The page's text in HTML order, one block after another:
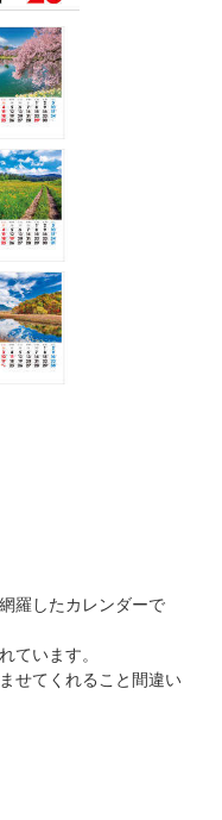
羅したカレンダーで
ています。
せてくれること間違い